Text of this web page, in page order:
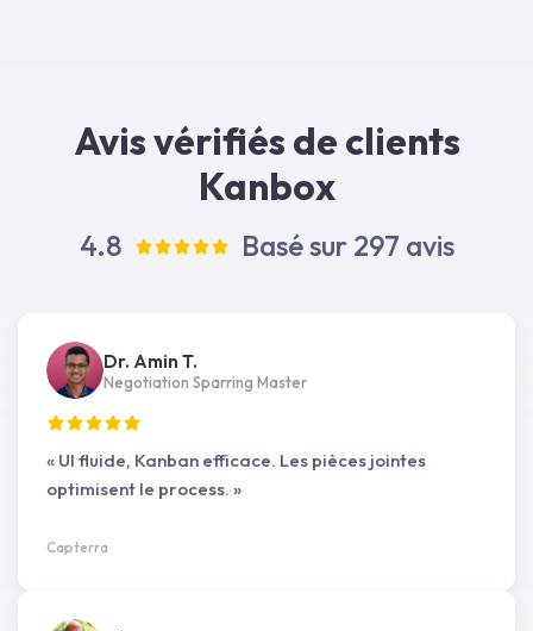
Avis vérifiés de clients
Kanbox
4.8 Basé sur 297 avis
Dr. Amin T.
Negotiation Sparring Master
« UI fluide, Kanban efficace. Les pièces jointes
optimisent le process. »
Capterra